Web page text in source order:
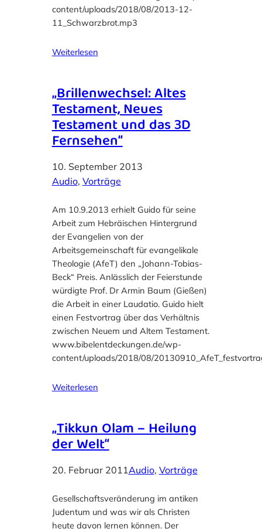
content/uploads/2018/08/2013-12-
11_Schwarzbrot.mp3
Weiterlesen
„Brillenwechsel: Altes
Testament, Neues
Testament und das 3D
Fernsehen“
10. September 2013
Audio, Vorträge
Am 10.9.2013 erhielt Guido für seine
Arbeit zum Hebräischen Hintergrund
der Evangelien von der
Arbeitsgemeinschaft für evangelikale
Theologie (AfeT) den „Johann-Tobias-
Beck“ Preis. Anlässlich der Feierstunde
würdigte Prof. Dr Armin Baum (Gießen)
die Arbeit in einer Laudatio. Guido hielt
einen Festvortrag über das Verhältnis
zwischen Neuem und Altem Testament.
www.bibelentdeckungen.de/wp-
content/uploads/2018/08/
Weiterlesen
„Tikkun Olam – Heilung
der Welt“
20. Februar 2011Audio, Vorträge
Gesellschaftsveränderung im antiken
Judentum und was wir als Christen
heute davon lernen können. Der